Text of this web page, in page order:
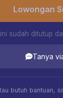
Lowongan
sudah ditutup
Tanya
butuh bantuan,